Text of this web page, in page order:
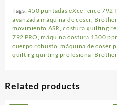
Tags:450 puntadas eXcellence 792
avanzada máquina de coser,
movimiento ASR ,costura quilting
792 PRO ,máquina costura 1300
cuerpo robusto ,máquina de coser
quilting quilting profesional Brother
Related products